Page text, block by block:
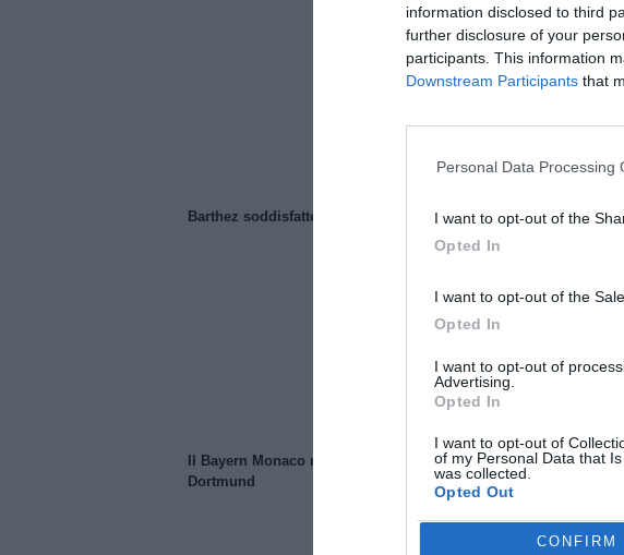
information disclosed to third
further disclosure of your
participants. This information
Downstream Participants that
Personal Data Processing
I want to opt-out of the
Opted In
I want to opt-out of the
Opted In
I want to opt-out of
Advertising.
Opted In
I want to opt-out of
of my Personal Data that
was collected.
Opted Out
CONFIRM
Barthez soddisfatto del Manchester United Il Rayo
Il Bayern Monaco ridimensiona il Borussia
Dortmund
Wiltord